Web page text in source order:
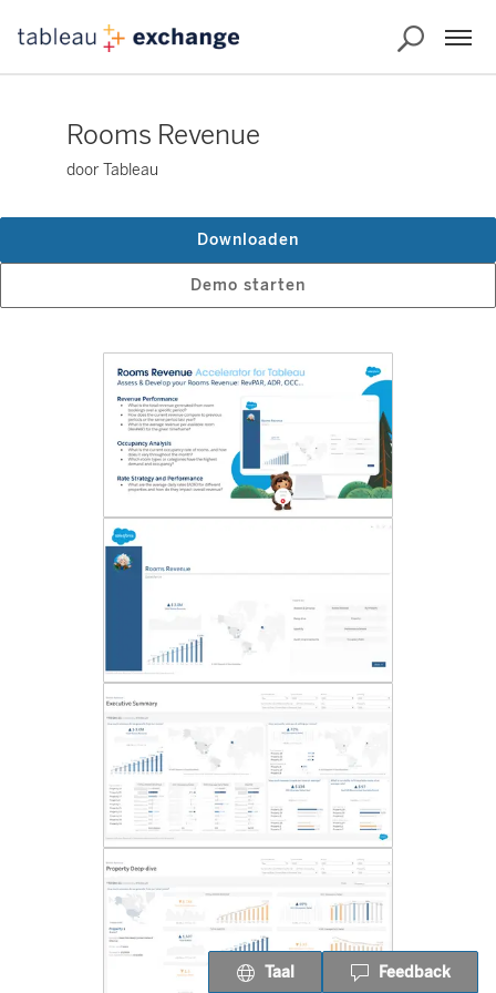
Rooms Revenue
door Tableau
Demo starten
Downloaden
Taal Feedback